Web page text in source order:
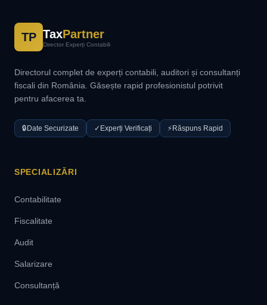
TP TaxPartner
Director Experți Contabili
Directorul complet de experți contabili, auditori și consultanți
fiscali din România. Găsește rapid profesionistul potrivit
pentru afacerea ta.
🔒 Date Securizate ✓ Experți Verificați ⚡ Răspuns Rapid
SPECIALIZĂRI
Contabilitate
Fiscalitate
Audit
Salarizare
Consultanță